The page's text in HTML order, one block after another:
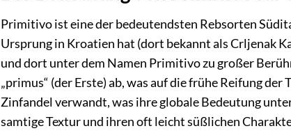
Primitivo ist eine der bedeutendsten Rebsorten
Ursprung in Kroatien hat (dort bekannt als Crljenak
und dort unter dem Namen Primitivo zu großer
„primus“ (der Erste) ab, was auf die frühe Reifung
Zinfandel verwandt, was ihre globale Bedeutung
samtige Textur und ihren oft leicht süßlichen